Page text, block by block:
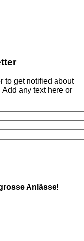
to get notified about
any text here or
Anlässe!